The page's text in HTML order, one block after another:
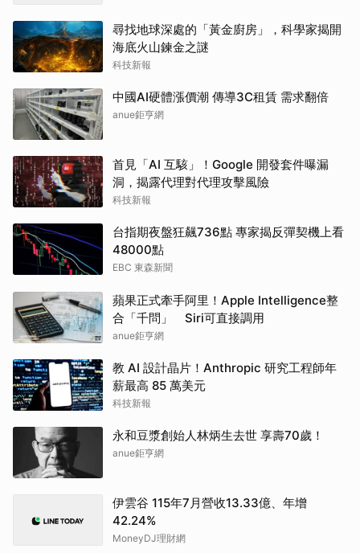
尋找地球深處的「黃金廚房」，科學家揭開
海底火山鍊金之謎
科技新報
中國AI硬體漲價潮 傳導3C租賃 需求翻倍
anue鉅亨網
首見「AI 互駭」！Google 開發套件曝漏
洞，揭露代理對代理攻擊風險
科技新報
台指期夜盤狂飆736點 專家揭反彈契機上看
48000點
EBC 東森新聞
蘋果正式牽手阿里！Apple Intelligence整
合「千問」 Siri可直接調用
anue鉅亨網
教 AI 設計晶片！Anthropic 研究工程師年
薪最高 85 萬美元
科技新報
永和豆漿創始人林炳生去世 享壽70歲！
anue鉅亨網
伊雲谷 115年7月營收13.33億、年增
42.24%
MoneyDJ理財網